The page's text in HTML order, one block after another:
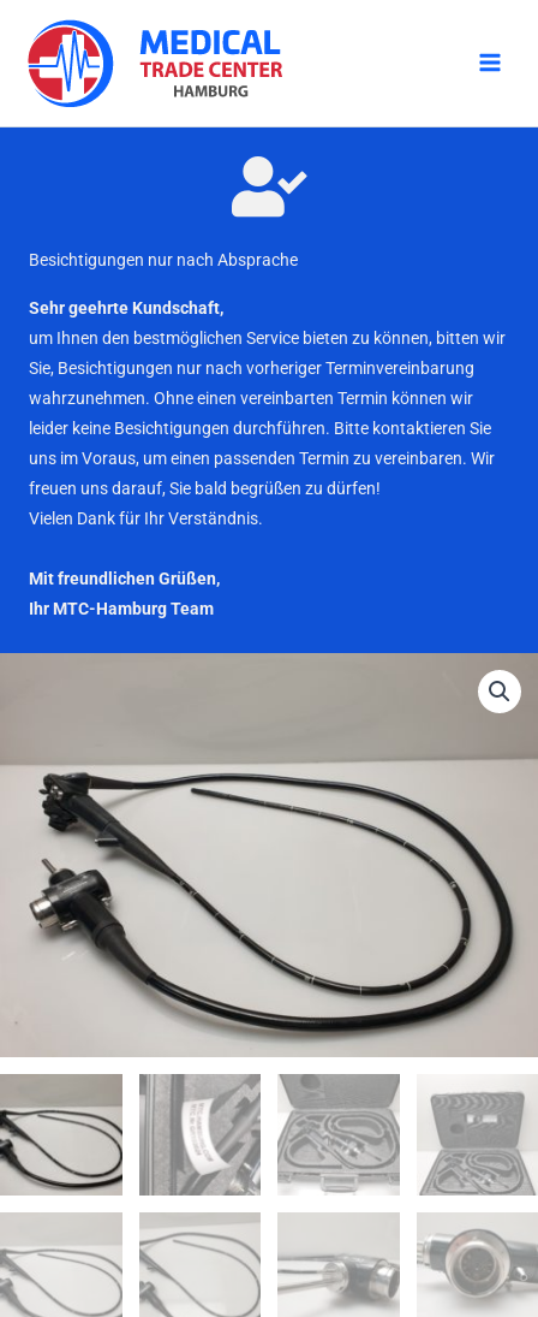
Inhalt
springen
Besichtigungen nur nach Absprache
Sehr geehrte Kundschaft,
um Ihnen den bestmöglichen Service bieten zu können, bitten wir
Sie, Besichtigungen nur nach vorheriger Terminvereinbarung
wahrzunehmen. Ohne einen vereinbarten Termin können wir
leider keine Besichtigungen durchführen. Bitte kontaktieren Sie
uns im Voraus, um einen passenden Termin zu vereinbaren. Wir
freuen uns darauf, Sie bald begrüßen zu dürfen!
Vielen Dank für Ihr Verständnis.
Mit freundlichen Grüßen,
Ihr MTC-Hamburg Team